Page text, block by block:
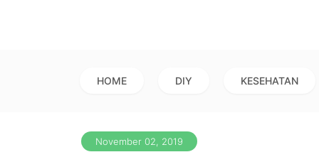
HOME DIY KESEHATAN
November 02, 2019